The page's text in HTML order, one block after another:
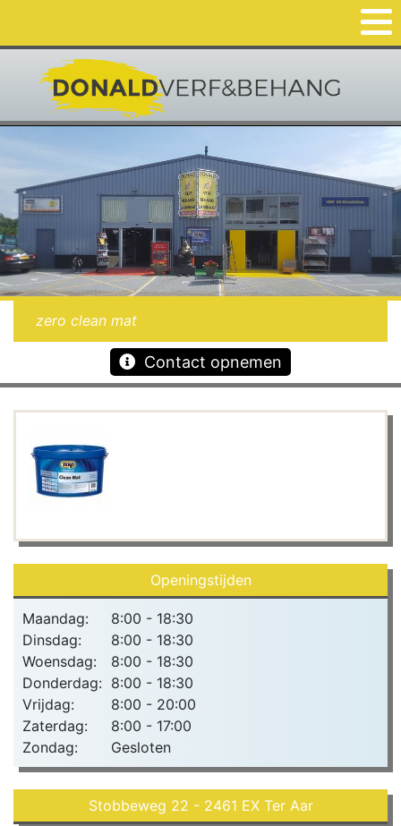
zero clean mat
Contact opnemen
Openingstijden
Maandag:
8:00 - 18:30
Dinsdag:
8:00 - 18:30
Woensdag:
8:00 - 18:30
Donderdag: 8:00 - 18:30
Vrijdag:
8:00 - 20:00
Zaterdag:
8:00 - 17:00
Zondag:
Gesloten
Stobbeweg 22 - 2461 EX Ter Aar